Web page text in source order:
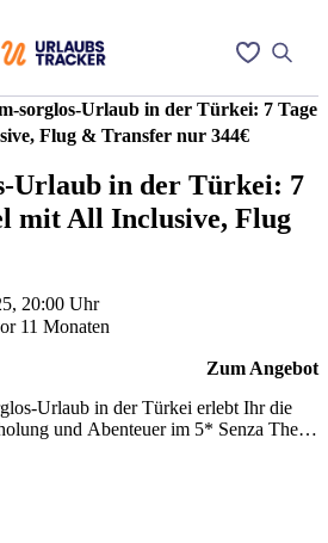
sorglos-Urlaub in der Türkei: 7 Tage
Flug & Transfer nur 344€
Urlaub in der Türkei: 7
mit All Inclusive, Flug
Urlaub in der Türkei erlebt Ihr die
und Abenteuer im 5* Senza The
m vom Strand entfernt, bietet das Hotel
wie Pools mit Aqua Park und
20:00 Uhr
11 Monaten
Zum Angebot